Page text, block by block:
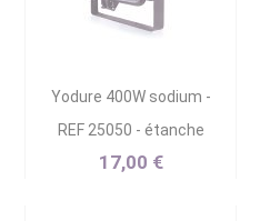
Yodure 400W sodium -
REF 25050 - étanche
17,00 €